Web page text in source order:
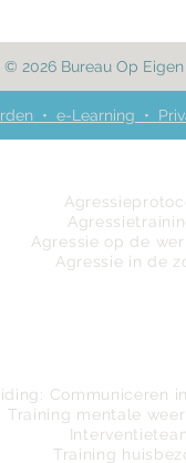
© 2026 Bureau Op Eigen
• e-Learning •
Agressie op de
Agressie in de
Communiceren
Training mentale
Training